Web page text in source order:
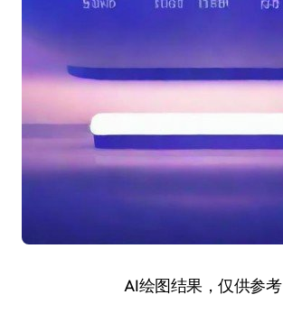
AI绘图结果，仅供参考